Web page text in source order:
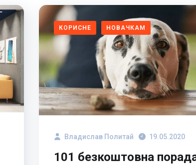
КОРИСНЕ НОВАЧКАМ
Владислав Политай 19.05.2020
101 безкоштовна